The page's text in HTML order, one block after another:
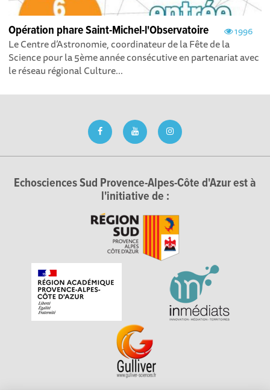
1996
Opération phare Saint-Michel-l'Observatoire
Le Centre d’Astronomie, coordinateur de la Fête de la
Science pour la 5ème année consécutive en partenariat avec
le réseau régional Culture...
Echosciences Sud Provence-Alpes-Côte d'Azur est à
l'initiative de :